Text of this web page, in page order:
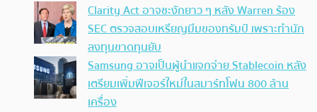
Clarity Act อาจชะงักยาว ๆ หลัง Warren ร้อง
SEC ตรวจสอบเหรียญมีมของทรัมป์ เพราะทำนัก
ลงทุนขาดทุนยับ
Samsung อาจเป็นผู้นำแจกจ่าย Stablecoin หลัง
เตรียมเพิ่มฟีเจอร์ใหม่ในสมาร์ทโฟน 800 ล้าน
เครื่อง